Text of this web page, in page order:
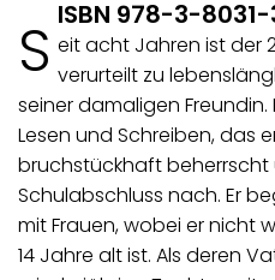
ISBN 978-3-
S eit acht Jahren ist der
verurteilt zu
seiner damaligen
Lesen und Schreiben, das
bruchstückhaft
Schulabschluss nach. Er
mit Frauen, wobei er nicht
14 Jahre alt ist. Als deren